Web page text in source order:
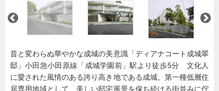
昔と変わらぬ華やかな成城の美意識「ディアナコート成城翠
邸」小田急小田原線「成城学園前」駅より徒歩5分 文化人
に愛された風情のある誇り高き地である成城。第一種低層住
居専用地域として、美しい邸宅風景を保ち続ける街並みに佇